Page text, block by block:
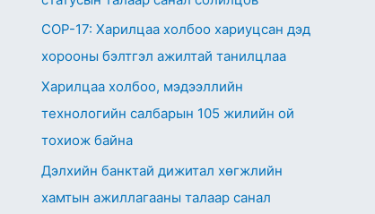
СОР-17: Харилцаа холбоо хариуцсан дэд
хорооны бэлтгэл ажилтай танилцлаа
Харилцаа холбоо, мэдээллийн
технологийн салбарын 105 жилийн ой
тохиож байна
Дэлхийн банктай дижитал хөгжлийн
хамтын ажиллагааны талаар санал